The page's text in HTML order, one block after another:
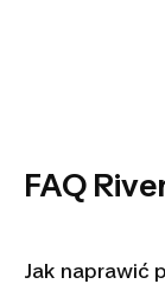
FAQ
Jak naprawić